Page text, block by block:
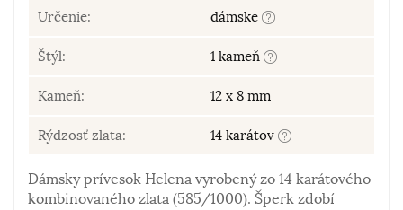
Určenie: dámske
Štýl: 1 kameň
Kameň: 12 x 8 mm
Rýdzosť zlata: 14 karátov
Dámsky prívesok Helena vyrobený zo 14 karátového
kombinovaného zlata (585/1000). Šperk zdobí